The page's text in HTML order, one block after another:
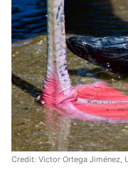
Credit: Victor Ortega Jiménez,